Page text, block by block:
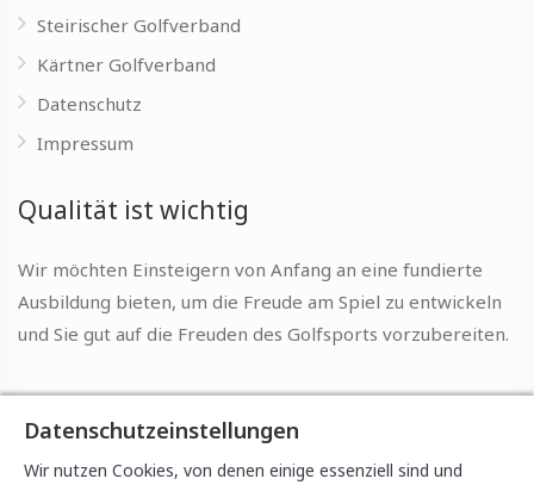
Steirischer Golfverband
Kärtner Golfverband
Datenschutz
Impressum
Qualität ist wichtig
Wir möchten Einsteigern von Anfang an eine fundierte
Ausbildung bieten, um die Freude am Spiel zu entwickeln
und Sie gut auf die Freuden des Golfsports vorzubereiten.
Datenschutzeinstellungen
Wir nutzen Cookies, von denen einige essenziell sind und